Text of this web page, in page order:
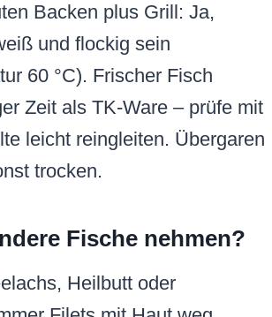
Backen plus Grill: Ja,
und flockig sein
60 °C). Frischer Fisch
Zeit als TK-Ware – prüfe mit
leicht reingleiten. Übergaren
trocken.
Fische nehmen?
Heilbutt oder